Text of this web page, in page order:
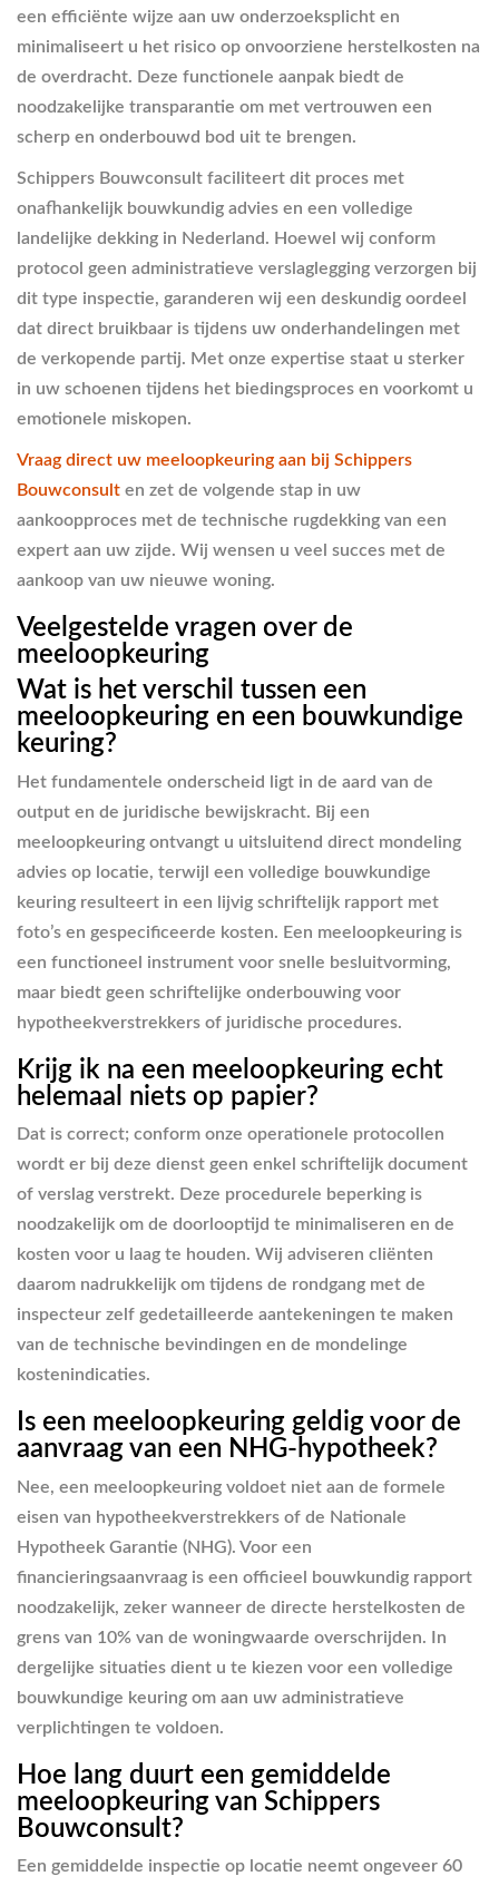
een efficiënte wijze aan uw onderzoeksplicht en
minimaliseert u het risico op onvoorziene herstelkosten na
de overdracht. Deze functionele aanpak biedt de
noodzakelijke transparantie om met vertrouwen een
scherp en onderbouwd bod uit te brengen.
Schippers Bouwconsult faciliteert dit proces met
onafhankelijk bouwkundig advies en een volledige
landelijke dekking in Nederland. Hoewel wij conform
protocol geen administratieve verslaglegging verzorgen bij
dit type inspectie, garanderen wij een deskundig oordeel
dat direct bruikbaar is tijdens uw onderhandelingen met
de verkopende partij. Met onze expertise staat u sterker
in uw schoenen tijdens het biedingsproces en voorkomt u
emotionele miskopen.
Vraag direct uw meeloopkeuring aan bij Schippers
Bouwconsult en zet de volgende stap in uw
aankoopproces met de technische rugdekking van een
expert aan uw zijde. Wij wensen u veel succes met de
aankoop van uw nieuwe woning.
Veelgestelde vragen over de
meeloopkeuring
Wat is het verschil tussen een
meeloopkeuring en een bouwkundige
keuring?
Het fundamentele onderscheid ligt in de aard van de
output en de juridische bewijskracht. Bij een
meeloopkeuring ontvangt u uitsluitend direct mondeling
advies op locatie, terwijl een volledige bouwkundige
keuring resulteert in een lijvig schriftelijk rapport met
foto’s en gespecificeerde kosten. Een meeloopkeuring is
een functioneel instrument voor snelle besluitvorming,
maar biedt geen schriftelijke onderbouwing voor
hypotheekverstrekkers of juridische procedures.
Krijg ik na een meeloopkeuring echt
helemaal niets op papier?
Dat is correct; conform onze operationele protocollen
wordt er bij deze dienst geen enkel schriftelijk document
of verslag verstrekt. Deze procedurele beperking is
noodzakelijk om de doorlooptijd te minimaliseren en de
kosten voor u laag te houden. Wij adviseren cliënten
daarom nadrukkelijk om tijdens de rondgang met de
inspecteur zelf gedetailleerde aantekeningen te maken
van de technische bevindingen en de mondelinge
kostenindicaties.
Is een meeloopkeuring geldig voor de
aanvraag van een NHG-hypotheek?
Nee, een meeloopkeuring voldoet niet aan de formele
eisen van hypotheekverstrekkers of de Nationale
Hypotheek Garantie (NHG). Voor een
financieringsaanvraag is een officieel bouwkundig rapport
noodzakelijk, zeker wanneer de directe herstelkosten de
grens van 10% van de woningwaarde overschrijden. In
dergelijke situaties dient u te kiezen voor een volledige
bouwkundige keuring om aan uw administratieve
verplichtingen te voldoen.
Hoe lang duurt een gemiddelde
meeloopkeuring van Schippers
Bouwconsult?
Een gemiddelde inspectie op locatie neemt ongeveer 60